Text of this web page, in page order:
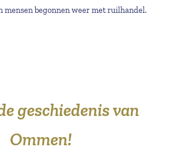
mensen begonnen weer met ruilhandel.
geschiedenis van
Ommen!